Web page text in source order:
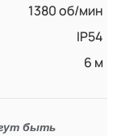
1380 об/мин
IP54
6 м
быть